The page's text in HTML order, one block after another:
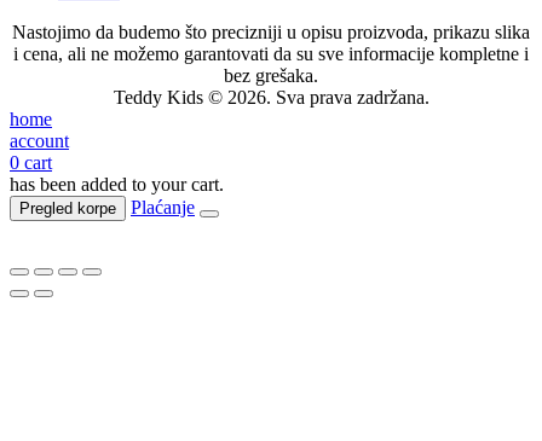
Nastojimo da budemo što precizniji u opisu proizvoda, prikazu slika
i cena, ali ne možemo garantovati da su sve informacije kompletne i
bez grešaka.
Teddy Kids © 2026. Sva prava zadržana.
home
account
0 cart
has been added to your cart.
Pregled korpe Plaćanje